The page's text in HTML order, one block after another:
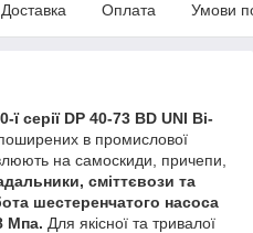
Доставка Оплата Умови
серії DP 40-73 BD UNI Bi-
в промислової
на самоскиди, причепи,
сміттєвози та
шестеренчатого насоса
Мпа. Для якісної та тривалої